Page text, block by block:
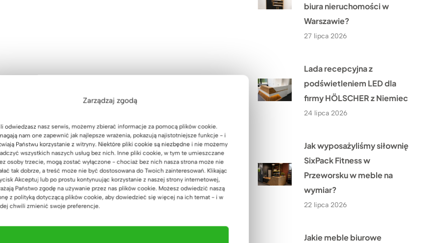
Zarządzaj zgodą
odwiedzasz nasz serwis, możemy zbierać informacje za pomocą plików cookie.
nam one zapewnić jak najlepsze wrażenia, pokazują najistotniejsze funkcje - i
Państwu korzystanie z witryny. Niektóre pliki cookie są niezbędne i nie możemy
wszystkich naszych usług bez nich. Inne pliki cookie, w tym te umieszczane
osoby trzecie, mogą zostać wyłączone - chociaż bez nich nasza strona może nie
tak dobrze, a treść może nie być dostosowana do Twoich zainteresowań. Klikając
Akceptuj lub po prostu kontynuując korzystanie z naszej strony internetowej,
Państwo zgodę na używanie przez nas plików cookie. Możesz odwiedzić naszą
z polityką dotyczącą plików cookie, aby dowiedzieć się więcej na ich temat - i w
chwili zmienić swoje preferencje.
meble z kolekcji Modern Office
biura nieruchomości w
Warszawie?
27 lipca 2026
Lada recepcyjna z
podświetleniem LED dla
firmy HÖLSCHER z Niemiec
24 lipca 2026
Jak wyposażyliśmy siłownię
SixPack Fitness w
Przeworsku w meble na
wymiar?
22 lipca 2026
Jakie meble biurowe